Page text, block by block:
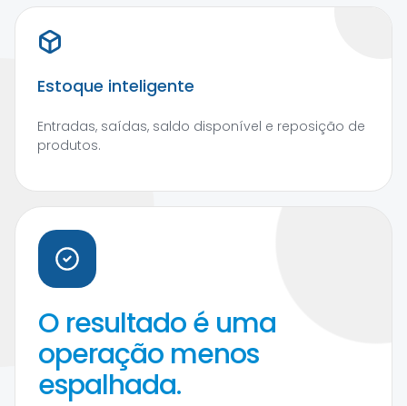
Estoque inteligente
Entradas, saídas, saldo disponível e reposição de
produtos.
O resultado é uma
operação menos
espalhada.